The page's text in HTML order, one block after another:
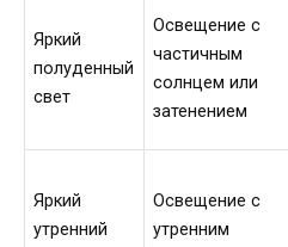
Яркий
полуденный
свет
Освещение с
частичным
солнцем или
затенением
Яркий
утренний
Освещение с
утренним